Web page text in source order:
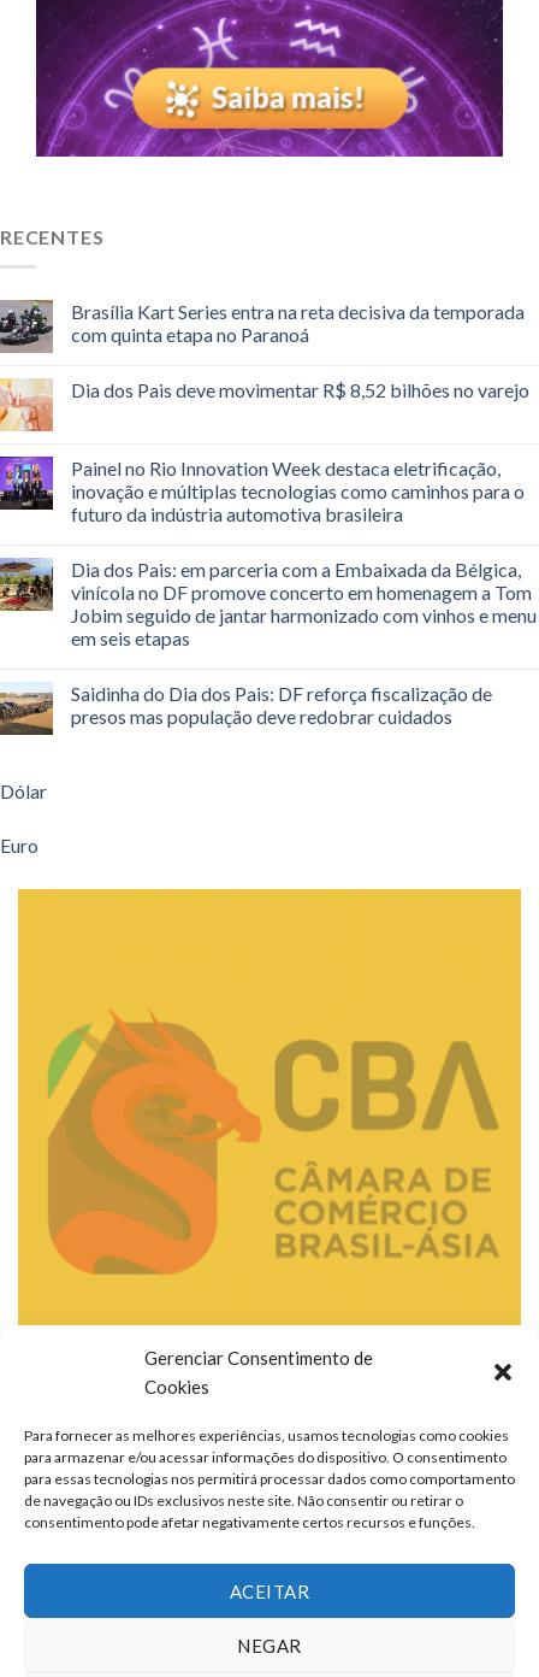
Gerenciar Consentimento de
Cookies
Para fornecer as melhores experiências, usamos tecnologias como cookies
para armazenar e/ou acessar informações do dispositivo. O consentimento
para essas tecnologias nos permitirá processar dados como comportamento
de navegação ou IDs exclusivos neste site. Não consentir ou retirar o
consentimento pode afetar negativamente certos recursos e funções.
ACEITAR
NEGAR
RECENTES
Brasília Kart Series entra na reta decisiva da temporada
com quinta etapa no Paranoá
Dia dos Pais deve movimentar R$ 8,52 bilhões no varejo
Painel no Rio Innovation Week destaca eletrificação,
inovação e múltiplas tecnologias como caminhos para o
futuro da indústria automotiva brasileira
Dia dos Pais: em parceria com a Embaixada da Bélgica,
vinícola no DF promove concerto em homenagem a Tom
Jobim seguido de jantar harmonizado com vinhos e menu
em seis etapas
Saidinha do Dia dos Pais: DF reforça fiscalização de
presos mas população deve redobrar cuidados
Dólar
Euro